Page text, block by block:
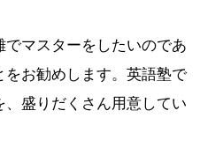
でマスターをしたいのであ
お勧めします。英語塾で
、盛りだくさん用意してい